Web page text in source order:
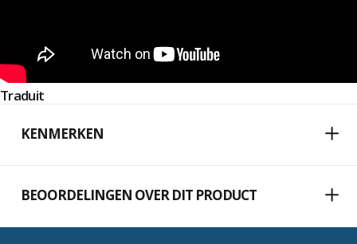
Traduit
KENMERKEN
BEOORDELINGEN OVER DIT PRODUCT